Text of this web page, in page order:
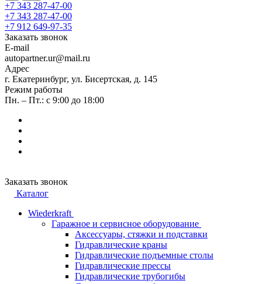
+7 343 287-47-00
+7 343 287-47-00
+7 912 649-97-35
Заказать звонок
E-mail
autopartner.ur@mail.ru
Адрес
г. Екатеринбург, ул. Бисертская, д. 145
Режим работы
Пн. – Пт.: с 9:00 до 18:00
Заказать звонок
Каталог
Wiederkraft
Гаражное и сервисное оборудование
Аксессуары, стяжки и подставки
Гидравлические краны
Гидравлические подъемные столы
Гидравлические прессы
Гидравлические трубогибы